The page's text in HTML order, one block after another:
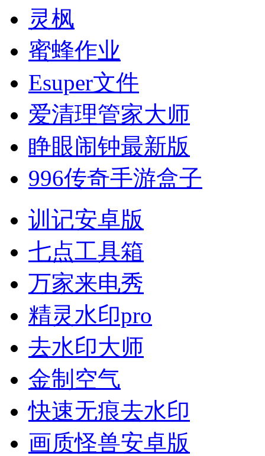
灵枫
蜜蜂作业
Esuper文件
爱清理管家大师
睁眼闹钟最新版
996传奇手游盒子
训记安卓版
七点工具箱
万家来电秀
精灵水印pro
去水印大师
金制空气
快速无痕去水印
画质怪兽安卓版